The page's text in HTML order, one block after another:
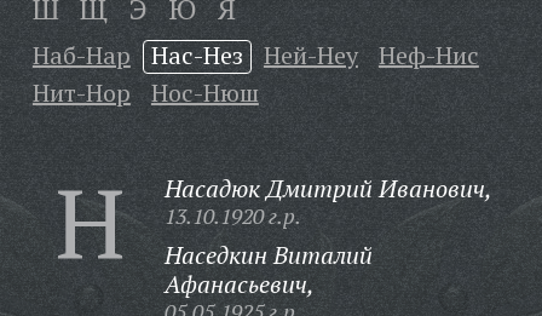
Ш Щ Э Ю Я
Наб-Нар Нас-Нез Ней-Неу
Неф-Нис
Нит-Нор
Нос-Нюш
Н Насадюк Дмитрий Иванович,
13.10.1920 г.р.
Наседкин Виталий
Афанасьевич,